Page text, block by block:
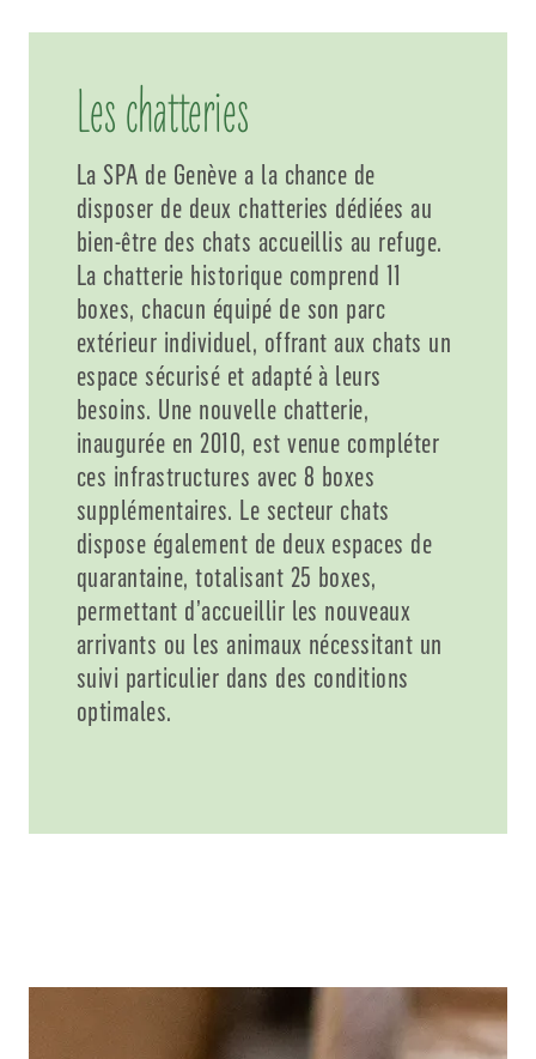
Les chatteries
La SPA de Genève a la chance de
disposer de deux chatteries dédiées au
bien-être des chats accueillis au refuge.
La chatterie historique comprend 11
boxes, chacun équipé de son parc
extérieur individuel, offrant aux chats un
espace sécurisé et adapté à leurs
besoins. Une nouvelle chatterie,
inaugurée en 2010, est venue compléter
ces infrastructures avec 8 boxes
supplémentaires. Le secteur chats
dispose également de deux espaces de
quarantaine, totalisant 25 boxes,
permettant d’accueillir les nouveaux
arrivants ou les animaux nécessitant un
suivi particulier dans des conditions
optimales.